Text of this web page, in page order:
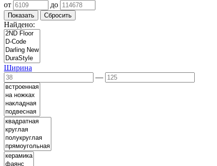
от
до
Найдено:
Ширина
—